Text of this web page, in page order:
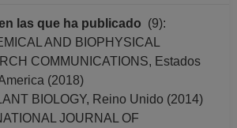
las que ha publicado (9):
AND BIOPHYSICAL
COMMUNICATIONS, Estados
(2018)
BIOLOGY, Reino Unido (2014)
JOURNAL OF